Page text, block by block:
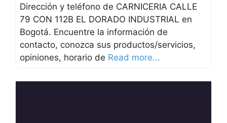
Dirección y teléfono de CARNICERIA CALLE
79 CON 112B EL DORADO INDUSTRIAL en
Bogotá. Encuentre la información de
contacto, conozca sus productos/servicios,
opiniones, horario de Read more...